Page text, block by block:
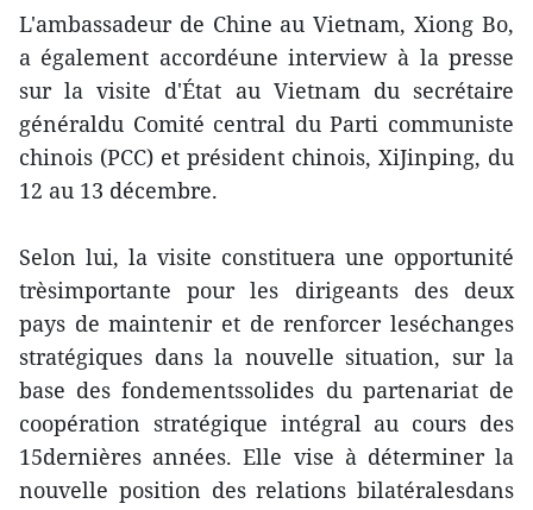
L'ambassadeur de Chine au Vietnam, Xiong Bo,
a également accordéune interview à la presse
sur la visite d'État au Vietnam du secrétaire
généraldu Comité central du Parti communiste
chinois (PCC) et président chinois, XiJinping, du
12 au 13 décembre.
Selon lui, la visite constituera une opportunité
trèsimportante pour les dirigeants des deux
pays de maintenir et de renforcer leséchanges
stratégiques dans la nouvelle situation, sur la
base des fondementssolides du partenariat de
coopération stratégique intégral au cours des
15dernières années. Elle vise à déterminer la
nouvelle position des relations bilatéralesdans